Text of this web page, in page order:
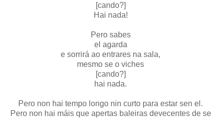
[cando?]
Hai nada!
Pero sabes
el agarda
e sorrirá ao entrares na sala,
mesmo se o viches
[cando?]
hai nada.
Pero non hai tempo longo nin curto para estar sen el.
Pero non hai máis que apertas baleiras devecentes de se